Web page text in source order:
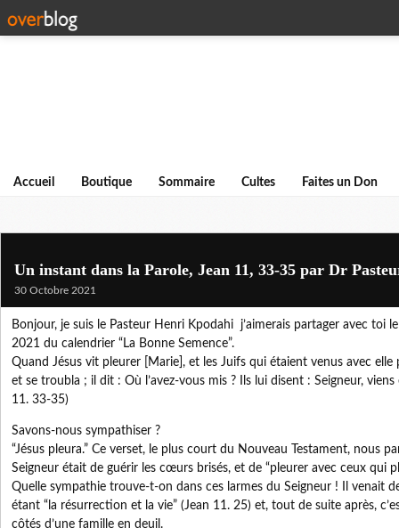
Accueil Boutique Sommaire Cultes Faites un Don
Un instant dans la Parole, Jean 11, 33-35 par Dr
30 Octobre 2021
Bonjour, je suis le Pasteur Henri Kpodahi j’aimerais partager avec toi
2021 du calendrier “La Bonne Semence”.
Quand Jésus vit pleurer [Marie], et les Juifs qui étaient venus avec
et se troubla ; il dit : Où l’avez-vous mis ? Ils lui disent : Seigneur, viens
11. 33-35)
Savons-nous sympathiser ?
“Jésus pleura.” Ce verset, le plus court du Nouveau Testament, nous
Seigneur était de guérir les cœurs brisés, et de “pleurer avec ceux qui
Quelle sympathie trouve-t-on dans ces larmes du Seigneur ! Il venait
étant “la résurrection et la vie” (Jean 11. 25) et, tout de suite après,
côtés d’une famille en deuil.